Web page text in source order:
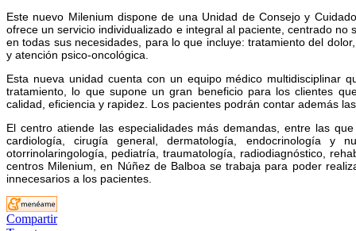
Este nuevo Milenium dispone de una Unidad de Consejo y
ofrece un servicio individualizado e integral al paciente, centrado no
en todas sus necesidades, para lo que incluye: tratamiento del
y atención psico-oncológica.
Esta nueva unidad cuenta con un equipo médico multidisciplinar
tratamiento, lo que supone un gran beneficio para los clientes
calidad, eficiencia y rapidez. Los pacientes podrán contar además
El centro atiende las especialidades más demandas, entre las
cardiología, cirugía general, dermatología, endocrinología y
otorrinolaringología, pediatría, traumatología, radiodiagnóstico,
centros Milenium, en Núñez de Balboa se trabaja para poder
innecesarios a los pacientes.
Compartir